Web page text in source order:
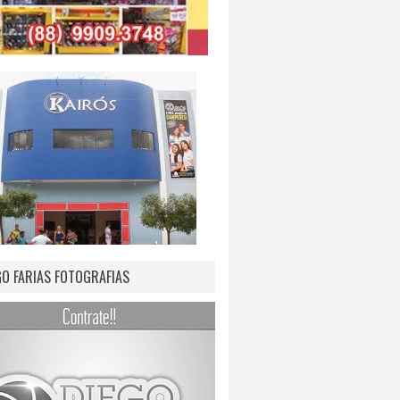
FARIAS FOTOGRAFIAS